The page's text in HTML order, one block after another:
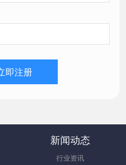
即注册
新闻动态
行业资讯